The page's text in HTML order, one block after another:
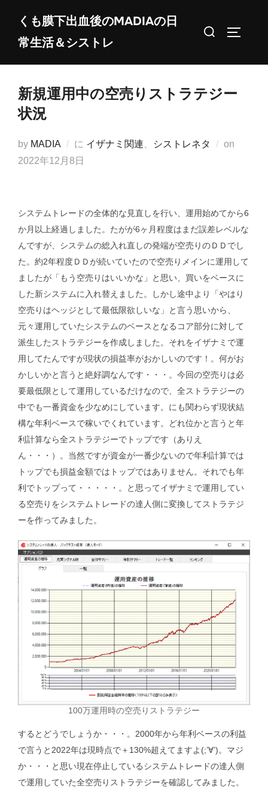
くも膜下出血後のMADIAの日
常生活＆シストレ
検
新規運用中の空売りストラテジー
状況
by MADIA に イザナミ関連 シストレネタ on
2022年12月8日
システムトレードの全体的な見直しを行い、運用始めてから6
か月以上経過しました。たがが6ヶ月程度はまだ誤差レベルな
んですが、システムの総入れ直しの発端が空売りのＤＤでし
た。約2年程度ＤＤが続いていたので空売りメインに運用して
ましたが「もう空売りはいいかな」と思い、買いをベースに
した新システムに入れ替えました。しかし途中より「やはり
空売りはヘッジとして最低限欲しいな」と言う思いから、
元々運用していたシステムのベースとなるコア部分に対して
派生したストラテジーを作成しました。それをイザナミで運
用してたんですが現状の損益率がおかしいのです！。何がお
かしいかと言うと絶好調なんです・・・。今回の空売りは必
要最低限として運用しているだけなので、全ストラテジーの
中でも一番資金を少なめにしています。にも関わらず現状結
構な年利ベースで稼いでくれています。どれ位かと言うと年
利計算なら全ストラテジーでトップです（ありえ
ん・・・）。当然ですが資金が一番少ないので年利計算では
トップでも損益金額ではトップではありません。それでも年
利でトップって・・・・・。と思ってイザナミで運用してい
る空売りをシステムトレードの達人側に変換してストラテジ
ーを作ってみました。
100万運用時の空売りストラテジー
するとどうでしょうか・・・。2000年から年利ベースの利益
で言うと2022年は現時点で＋130%超えてますよ(;’∀’)。マジ
か・・・と思い現在停止しているシステムトレードの達人側
で運用していた全空売りストラテジーを確認してみました。